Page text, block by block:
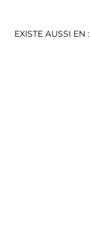
EXISTE AUSSI EN :